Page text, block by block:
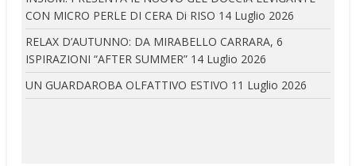
CON MICRO PERLE DI CERA Di RISO 14 Luglio 2026
RELAX D’AUTUNNO: DA MIRABELLO CARRARA, 6
ISPIRAZIONI “AFTER SUMMER” 14 Luglio 2026
UN GUARDAROBA OLFATTIVO ESTIVO 11 Luglio 2026